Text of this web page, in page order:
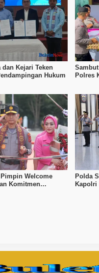
dan Kejari Teken
Hukum
Polres
Welcome
Komitmen
Polda
Kapolri